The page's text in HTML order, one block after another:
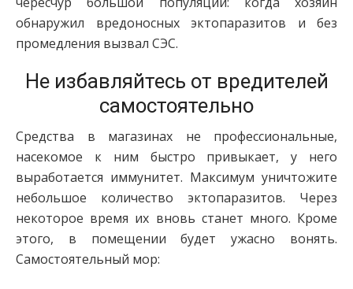
обнаружил вредоносных эктопаразитов и без
промедления вызвал СЭС.
Не избавляйтесь от вредителей
самостоятельно
Средства в магазинах не профессиональные,
насекомое к ним быстро привыкает, у него
выработается иммунитет. Максимум уничтожите
небольшое количество эктопаразитов. Через
некоторое время их вновь станет много. Кроме
этого, в помещении будет ужасно вонять.
Самостоятельный мор: